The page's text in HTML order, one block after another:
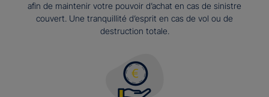
afin de maintenir votre pouvoir d’achat en cas de sinistre
couvert. Une tranquillité d’esprit en cas de vol ou de
destruction totale.